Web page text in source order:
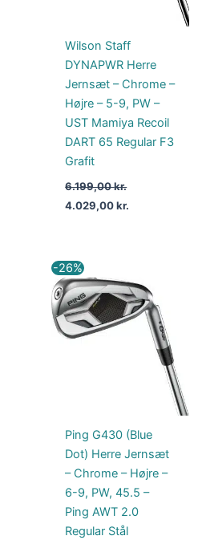
Wilson Staff
DYNAPWR Herre
Jernsæt – Chrome –
Højre – 5-9, PW –
UST Mamiya Recoil
DART 65 Regular F3
Grafit
6.199,00kr.
4.029,00kr.
-26%
Ping G430 (Blue
Dot) Herre Jernsæt
– Chrome – Højre –
6-9, PW, 45.5 –
Ping AWT 2.0
Regular Stål
Den
oprindelige
pris
var:
8.100,00 kr..
pris
er:
5.999,00 kr..